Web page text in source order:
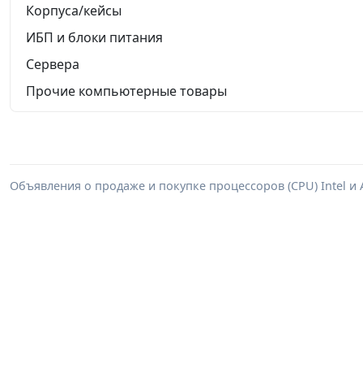
Корпуса/кейсы
ИБП и блоки питания
Сервера
Прочие компьютерные товары
Объявления о продаже и покупке процессоров (CPU) Intel